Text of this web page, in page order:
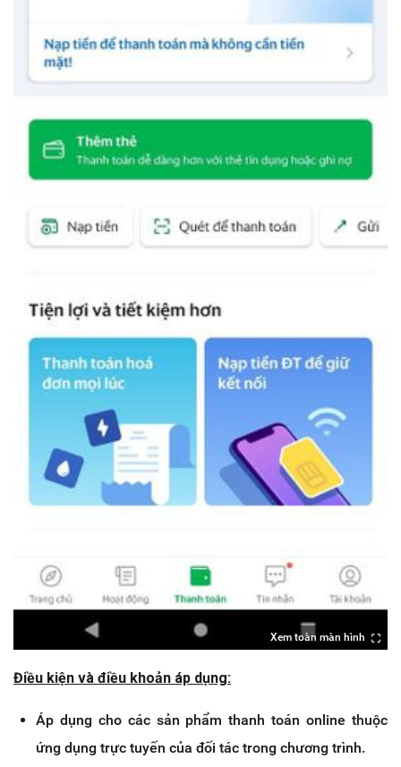
Xem toàn màn hình
Điều kiện và điều khoản áp dụng:
Áp dụng cho các sản phẩm thanh toán online thuộc
ứng dụng trực tuyến của đối tác trong chương trình.